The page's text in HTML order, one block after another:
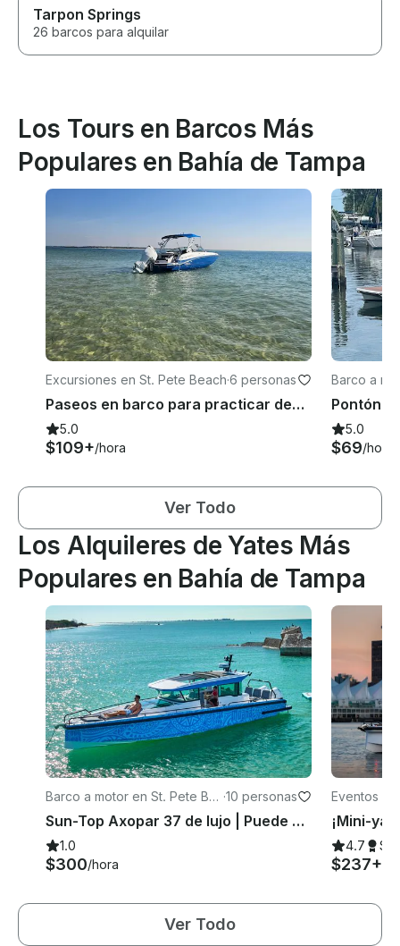
Tarpon Springs
26 barcos para alquilar
Los Tours en Barcos Más
Populares en Bahía de Tampa
Excursiones en St. Pete Beach·6 personas
Paseos en barco para practicar deportes acuáticos, buceo con esnórquel, bombardeos, delfines y cruceros al atardecer
5.0
$109+/hora
Barco a
5.0
$69/hora
Ver Todo
Los Alquileres de Yates Más
Populares en Bahía de Tampa
Barco a motor en St. Pete Be
ach
·10 personas
Sun-Top Axopar 37 de lujo | Puede adaptarse a grupos grandes | Island Hopper
1.0
$300/hora
Eventos en
4.7
$237+
Ver Todo